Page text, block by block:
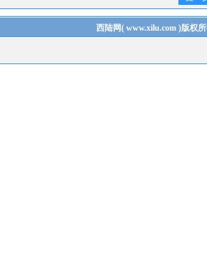
西陆网( www.xilu.com)版权